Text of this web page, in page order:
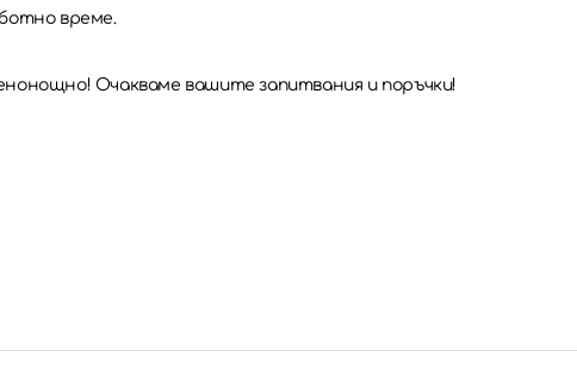
време.
Очакваме вашите запитвания и поръчки!